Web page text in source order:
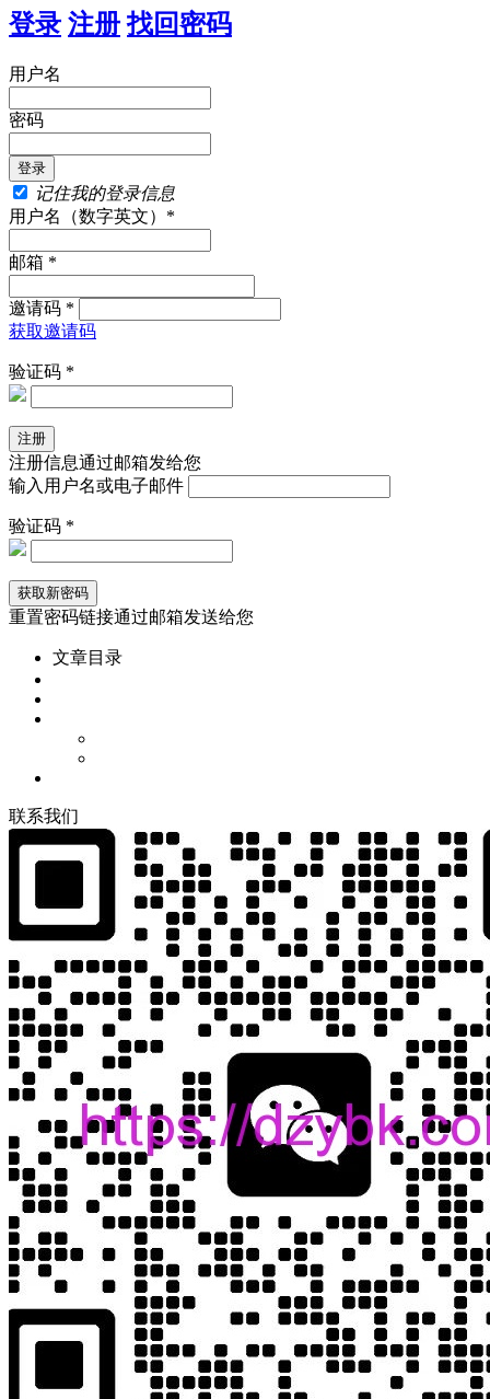
登录 注册 找回密码
用户名
密码
记住我的登录信息
用户名（数字英文）*
邮箱 *
邀请码 *
获取邀请码
验证码 *
注册信息通过邮箱发给您
输入用户名或电子邮件
验证码 *
重置密码链接通过邮箱发送给您
文章目录
联系我们